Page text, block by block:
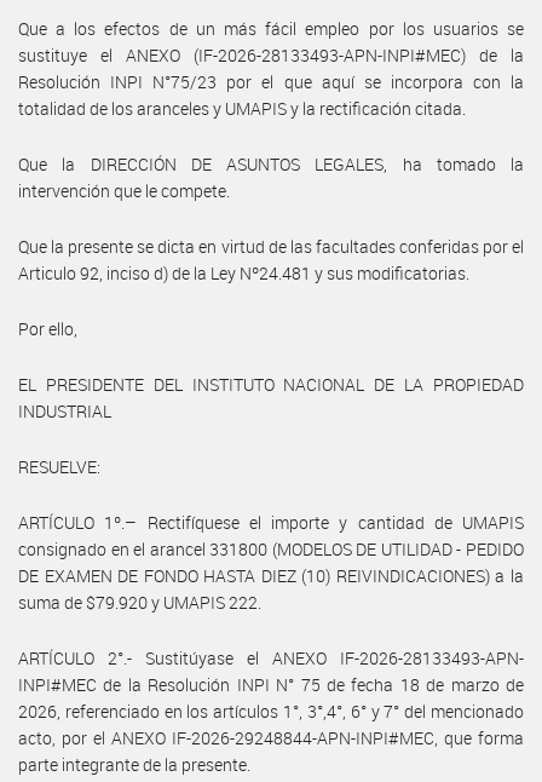
Que a los efectos de un más fácil empleo por los usuarios se
sustituye el ANEXO (IF-2026-28133493-APN-INPI#MEC) de la
Resolución INPI N°75/23 por el que aquí se incorpora con la
totalidad de los aranceles y UMAPIS y la rectificación citada.
Que la DIRECCIÓN DE ASUNTOS LEGALES, ha tomado la
intervención que le compete.
Que la presente se dicta en virtud de las facultades conferidas por el
Articulo 92, inciso d) de la Ley Nº24.481 y sus modificatorias.
Por ello,
EL PRESIDENTE DEL INSTITUTO NACIONAL DE LA PROPIEDAD
INDUSTRIAL
RESUELVE:
ARTÍCULO 1º.– Rectifíquese el importe y cantidad de UMAPIS
consignado en el arancel 331800 (MODELOS DE UTILIDAD - PEDIDO
DE EXAMEN DE FONDO HASTA DIEZ (10) REIVINDICACIONES) a la
suma de $79.920 y UMAPIS 222.
ARTÍCULO 2°.- Sustitúyase el ANEXO IF-2026-28133493-APN-
INPI#MEC de la Resolución INPI N° 75 de fecha 18 de marzo de
2026, referenciado en los artículos 1°, 3°,4°, 6° y 7° del mencionado
acto, por el ANEXO IF-2026-29248844-APN-INPI#MEC, que forma
parte integrante de la presente.